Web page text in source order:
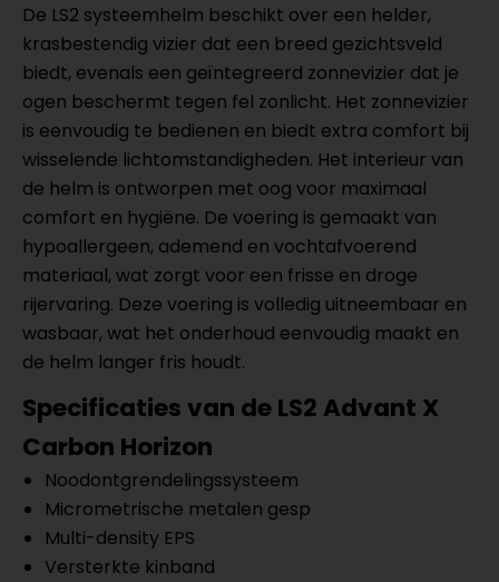
De LS2 systeemhelm beschikt over een helder,
krasbestendig vizier dat een breed gezichtsveld
biedt, evenals een geïntegreerd zonnevizier dat je
ogen beschermt tegen fel zonlicht. Het zonnevizier
is eenvoudig te bedienen en biedt extra comfort bij
wisselende lichtomstandigheden. Het interieur van
de helm is ontworpen met oog voor maximaal
comfort en hygiëne. De voering is gemaakt van
hypoallergeen, ademend en vochtafvoerend
materiaal, wat zorgt voor een frisse en droge
rijervaring. Deze voering is volledig uitneembaar en
wasbaar, wat het onderhoud eenvoudig maakt en
de helm langer fris houdt.
Specificaties van de LS2 Advant X
Carbon Horizon
Noodontgrendelingssysteem
Micrometrische metalen gesp
Multi-density EPS
Versterkte kinband